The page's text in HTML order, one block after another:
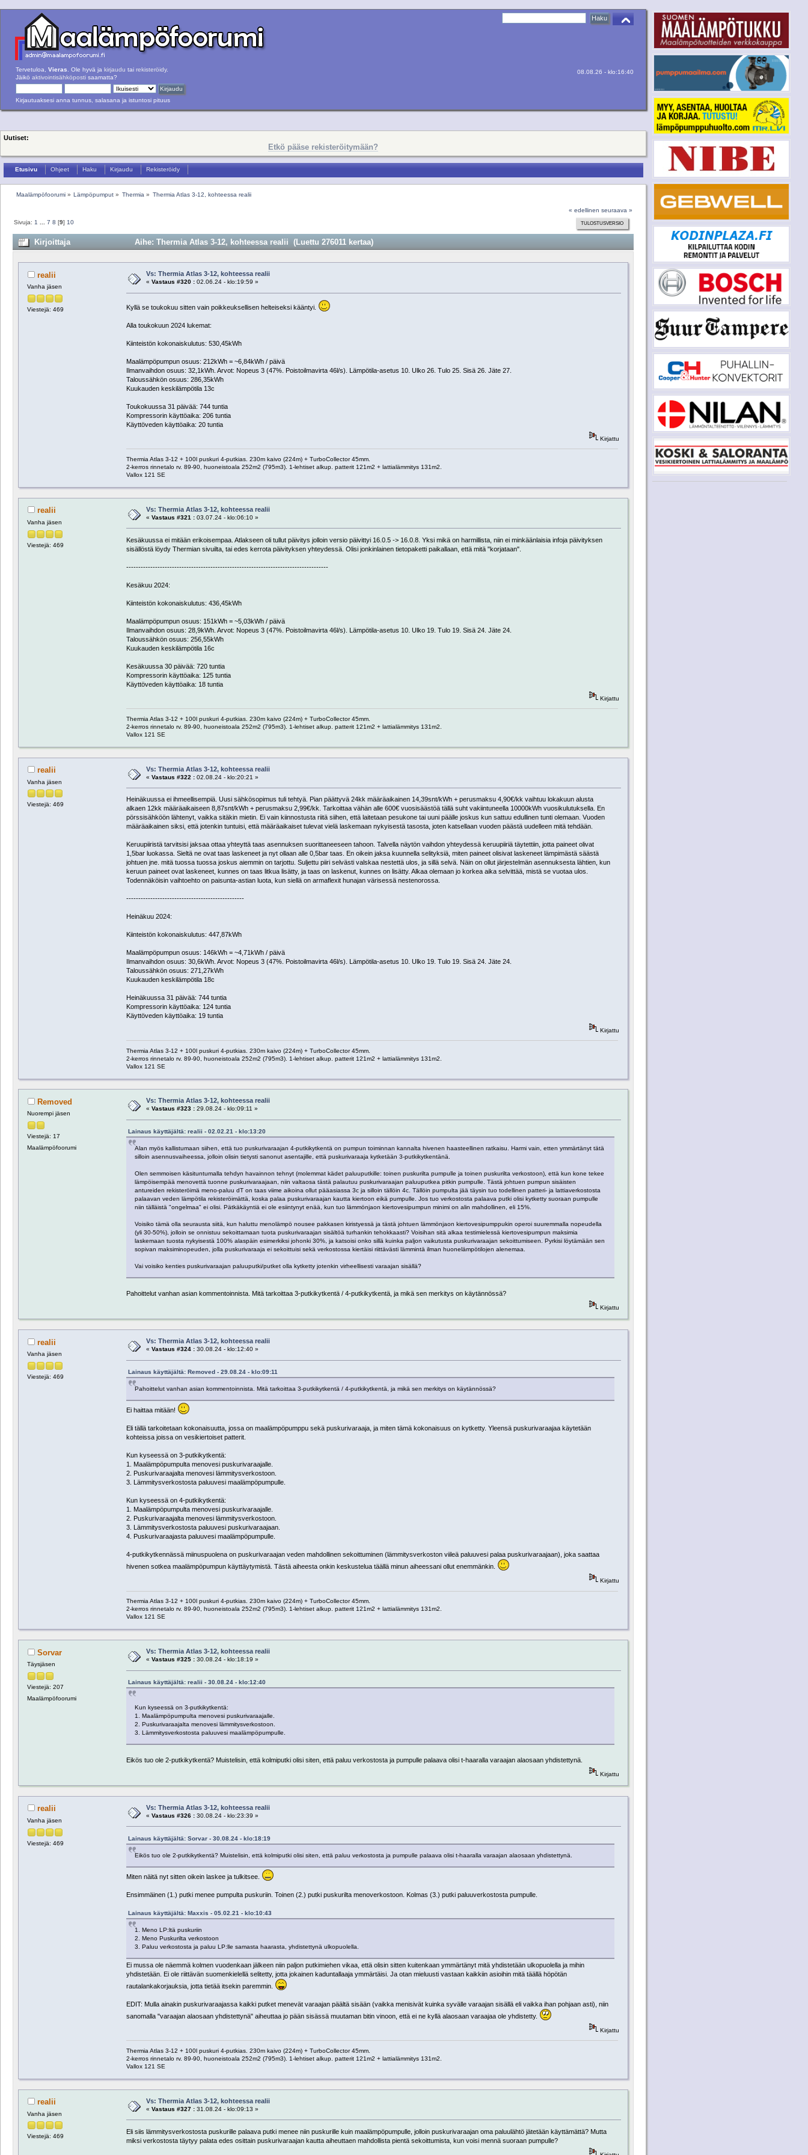
Tervetuloa, Vieras . Ole hyvä ja kirjaudu tai rekisteröidy.
Jäikö aktivointisähköposti saamatta?
Kirjautuaksesi anna tunnus, salasana ja istuntosi pituus
08.08.26 - klo:16:40
Uutiset:
Etkö pääse rekisteröitymään?
Etusivu Ohjeet Haku Kirjaudu Rekisteröidy
Maalämpöfoorumi» Lämpöpumput » Thermia » Thermia Atlas 3-12, kohteessa realii
« edellinen seuraava »
TULOSTUSVERSIO
Sivuja: 1 ...7 8 [9] 10
Kirjoittaja Aihe: Thermia Atlas 3-12, kohteessa realii (Luettu 276011 kertaa)
realii
Vanha jäsen
Viestejä: 469
Vs: Thermia Atlas 3-12, kohteessa realii
« Vastaus #320 :02.06.24 - klo:19:59 »
Kyllä se toukokuu sitten vain poikkeuksellisen helteiseksi kääntyi.
Alla toukokuun 2024 lukemat:
Kiinteistön kokonaiskulutus: 530,45kWh
Maalämpöpumpun osuus: 212kWh = ~6,84kWh / päivä
Ilmanvaihdon osuus: 32,1kWh. Arvot: Nopeus 3 (47%. Poistoilmavirta 46l/s). Lämpötila-asetus 10. Ulko 26. Tulo 25. Sisä 26. Jäte 27.
Taloussähkön osuus: 286,35kWh
Kuukauden keskilämpötila 13c
Toukokuussa 31 päivää: 744 tuntia
Kompressorin käyttöaika: 206 tuntia
Käyttöveden käyttöaika: 20 tuntia
Kirjattu
Thermia Atlas 3-12 + 100l puskuri 4-putkias. 230m kaivo (224m) + TurboCollector 45mm.
2-kerros rinnetalo rv. 89-90, huoneistoala 252m2 (795m3). 1-lehtiset alkup. patterit 121m2 + lattialämmitys 131m2.
Vallox 121 SE
realii
Vanha jäsen
Viestejä: 469
Vs: Thermia Atlas 3-12, kohteessa realii
« Vastaus #321 :03.07.24 - klo:06:10 »
Kesäkuussa ei mitään erikoisempaa. Atlakseen oli tullut päivitys jolloin versio päivittyi 16.0.5 -> 16.0.8. Yksi mikä on harmillista, niin ei minkäänlaisia infoja päivityksen
sisällöstä löydy Thermian sivuilta, tai edes kerrota päivityksen yhteydessä. Olisi jonkinlainen tietopaketti paikallaan, että mitä "korjataan".
------------------------------------------------------------------------------------
Kesäkuu 2024:
Kiinteistön kokonaiskulutus: 436,45kWh
Maalämpöpumpun osuus: 151kWh = ~5,03kWh / päivä
Ilmanvaihdon osuus: 28,9kWh. Arvot: Nopeus 3 (47%. Poistoilmavirta 46l/s). Lämpötila-asetus 10. Ulko 19. Tulo 19. Sisä 24. Jäte 24.
Taloussähkön osuus: 256,55kWh
Kuukauden keskilämpötila 16c
Kesäkuussa 30 päivää: 720 tuntia
Kompressorin käyttöaika: 125 tuntia
Käyttöveden käyttöaika: 18 tuntia
Kirjattu
Thermia Atlas 3-12 + 100l puskuri 4-putkias. 230m kaivo (224m) + TurboCollector 45mm.
2-kerros rinnetalo rv. 89-90, huoneistoala 252m2 (795m3). 1-lehtiset alkup. patterit 121m2 + lattialämmitys 131m2.
Vallox 121 SE
realii
Vanha jäsen
Viestejä: 469
Vs: Thermia Atlas 3-12, kohteessa realii
« Vastaus #322 :02.08.24 - klo:20:21 »
Heinäkuussa ei ihmeellisempiä. Uusi sähkösopimus tuli tehtyä. Pian päättyvä 24kk määräaikainen 14,39snt/kWh + perusmaksu 4,90€/kk vaihtuu lokakuun alusta
alkaen 12kk määräaikaiseen 8,87snt/kWh + perusmaksu 2,99€/kk. Tarkoittaa vähän alle 600€ vuosisäästöä tällä suht vakiintuneella 10000kWh vuosikulutuksella. En
pörssisähköön lähtenyt, vaikka sitäkin mietin. Ei vain kiinnostusta riitä siihen, että laitetaan pesukone tai uuni päälle joskus kun sattuu edullinen tunti olemaan. Vuoden
määräaikainen siksi, että jotenkin tuntuisi, että määräaikaiset tulevat vielä laskemaan nykyisestä tasosta, joten katsellaan vuoden päästä uudelleen mitä tehdään.
Keruupiiristä tarvitsisi jaksaa ottaa yhteyttä taas asennuksen suorittaneeseen tahoon. Talvella näytön vaihdon yhteydessä keruupiiriä täytettiin, jotta paineet olivat
1,5bar luokassa. Sieltä ne ovat taas laskeneet ja nyt ollaan alle 0,5bar taas. En oikein jaksa kuunnella selityksiä, miten paineet olisivat laskeneet lämpimästä säästä
johtuen jne. mitä tuossa tuossa joskus aiemmin on tarjottu. Suljettu piiri selvästi valskaa nestettä ulos, ja sillä selvä. Näin on ollut järjestelmän asennuksesta lähtien, kun
keruun paineet ovat laskeneet, kunnes on taas litkua lisätty, ja taas on laskenut, kunnes on lisätty. Alkaa olemaan jo korkea aika selvittää, mistä se vuotaa ulos.
Todennäköisin vaihtoehto on paisunta-astian luota, kun siellä on armaflexit hunajan värisessä nestenorossa.
-------------------------------------------------
Heinäkuu 2024:
Kiinteistön kokonaiskulutus: 447,87kWh
Maalämpöpumpun osuus: 146kWh = ~4,71kWh / päivä
Ilmanvaihdon osuus: 30,6kWh. Arvot: Nopeus 3 (47%. Poistoilmavirta 46l/s). Lämpötila-asetus 10. Ulko 19. Tulo 19. Sisä 24. Jäte 24.
Taloussähkön osuus: 271,27kWh
Kuukauden keskilämpötila 18c
Heinäkuussa 31 päivää: 744 tuntia
Kompressorin käyttöaika: 124 tuntia
Käyttöveden käyttöaika: 19 tuntia
Kirjattu
Thermia Atlas 3-12 + 100l puskuri 4-putkias. 230m kaivo (224m) + TurboCollector 45mm.
2-kerros rinnetalo rv. 89-90, huoneistoala 252m2 (795m3). 1-lehtiset alkup. patterit 121m2 + lattialämmitys 131m2.
Vallox 121 SE
Removed
Nuorempi jäsen
Viestejä: 17
Maalämpöfoorumi
Vs: Thermia Atlas 3-12, kohteessa realii
« Vastaus #323 :29.08.24 - klo:09:11 »
Lainaus käyttäjältä: realii - 02.02.21 - klo:13:20
Alan myös kallistumaan siihen, että tuo puskurivaraajan 4-putkikytkentä on pumpun toiminnan kannalta hivenen haasteellinen ratkaisu. Harmi vain, etten ymmärtänyt tätä
silloin asennusvaiheessa, jolloin olisin tietysti sanonut asentajille, että puskurivaraaja kytketään 3-putkikytkentänä.
Olen semmoisen käsituntumalla tehdyn havainnon tehnyt (molemmat kädet paluuputkille: toinen puskurilta pumpulle ja toinen puskurilta verkostoon), että kun kone tekee
lämpöisempää menovettä tuonne puskurivaraajaan, niin valtaosa tästä palautuu puskurivaraajan paluuputkea pitkin pumpulle. Tästä johtuen pumpun sisäisten
antureiden rekisteröimä meno-paluu dT on taas viime aikoina ollut pääasiassa 3c ja silloin tällöin 4c. Tällöin pumpulta jää täysin tuo todellinen patteri- ja lattiaverkostosta
palaavan veden lämpötila rekisteröimättä, koska palaa puskurivaraajan kautta kiertoon eikä pumpulle. Jos tuo verkostosta palaava putki olisi kytketty suoraan pumpulle
niin tälläistä "ongelmaa" ei olisi. Pätkäkäyntiä ei ole esiintynyt enää, kun tuo lämmönjaon kiertovesipumpun minimi on alin mahdollinen, eli 15%.
Voisiko tämä olla seurausta siitä, kun haluttu menolämpö nousee pakkasen kiristyessä ja tästä johtuen lämmönjaon kiertovesipumppukin operoi suuremmalla nopeudella
(yli 30-50%), jolloin se onnistuu sekoittamaan tuota puskurivaraajan sisältöä turhankin tehokkaasti? Voisihan sitä alkaa testimielessä kiertovesipumpun maksimia
laskemaan tuosta nykyisestä 100% alaspäin esimerkiksi johonki 30%, ja katsoisi onko sillä kuinka paljon vaikutusta puskurivaraajan sekoittumiseen. Pyrkisi löytämään sen
sopivan maksiminopeuden, jolla puskurivaraaja ei sekoittuisi sekä verkostossa kiertäisi riittävästi lämmintä ilman huonelämpötilojen alenemaa.
Vai voisiko kenties puskurivaraajan paluuputki/putket olla kytketty jotenkin virheellisesti varaajan sisällä?
Pahoittelut vanhan asian kommentoinnista. Mitä tarkoittaa 3-putkikytkentä / 4-putkikytkentä, ja mikä sen merkitys on käytännössä?
Kirjattu
realii
Vanha jäsen
Viestejä: 469
Vs: Thermia Atlas 3-12, kohteessa realii
« Vastaus #324 :30.08.24 - klo:12:40 »
Lainaus käyttäjältä: Removed - 29.08.24 - klo:09:11
Pahoittelut vanhan asian kommentoinnista. Mitä tarkoittaa 3-putkikytkentä / 4-putkikytkentä, ja mikä sen merkitys on käytännössä?
Ei haittaa mitään!
Eli tällä tarkoitetaan kokonaisuutta, jossa on maalämpöpumppu sekä puskurivaraaja, ja miten tämä kokonaisuus on kytketty. Yleensä puskurivaraajaa käytetään
kohteissa joissa on vesikiertoiset patterit.
Kun kyseessä on 3-putkikytkentä:
1. Maalämpöpumpulta menovesi puskurivaraajalle.
2. Puskurivaraajalta menovesi lämmitysverkostoon.
3. Lämmitysverkostosta paluuvesi maalämpöpumpulle.
Kun kyseessä on 4-putkikytkentä:
1. Maalämpöpumpulta menovesi puskurivaraajalle.
2. Puskurivaraajalta menovesi lämmitysverkostoon.
3. Lämmitysverkostosta paluuvesi puskurivaraajaan.
4. Puskurivaraajasta paluuvesi maalämpöpumpulle.
4-putkikytkennässä miinuspuolena on puskurivaraajan veden mahdollinen sekoittuminen (lämmitysverkoston viileä paluuvesi palaa puskurivaraajaan), joka saattaa
hivenen sotkea maalämpöpumpun käyttäytymistä. Tästä aiheesta onkin keskustelua täällä minun aiheessani ollut enemmänkin.
Kirjattu
Thermia Atlas 3-12 + 100l puskuri 4-putkias. 230m kaivo (224m) + TurboCollector 45mm.
2-kerros rinnetalo rv. 89-90, huoneistoala 252m2 (795m3). 1-lehtiset alkup. patterit 121m2 + lattialämmitys 131m2.
Vallox 121 SE
Sorvar
Täysjäsen
Viestejä: 207
Maalämpöfoorumi
Vs: Thermia Atlas 3-12, kohteessa realii
« Vastaus #325 :30.08.24 - klo:18:19 »
Lainaus käyttäjältä: realii - 30.08.24 - klo:12:40
Kun kyseessä on 3-putkikytkentä:
1. Maalämpöpumpulta menovesi puskurivaraajalle.
2. Puskurivaraajalta menovesi lämmitysverkostoon.
3. Lämmitysverkostosta paluuvesi maalämpöpumpulle.
Eikös tuo ole 2-putkikytkentä? Muistelisin, että kolmiputki olisi siten, että paluu verkostosta ja pumpulle palaava olisi t-haaralla varaajan alaosaan yhdistettynä.
Kirjattu
realii
Vanha jäsen
Viestejä: 469
Vs: Thermia Atlas 3-12, kohteessa realii
« Vastaus #326 :30.08.24 - klo:23:39 »
Lainaus käyttäjältä: Sorvar - 30.08.24 - klo:18:19
Eikös tuo ole 2-putkikytkentä? Muistelisin, että kolmiputki olisi siten, että paluu verkostosta ja pumpulle palaava olisi t-haaralla varaajan alaosaan yhdistettynä.
Miten näitä nyt sitten oikein laskee ja tulkitsee.
Ensimmäinen (1.) putki menee pumpulta puskuriin. Toinen (2.) putki puskurilta menoverkostoon. Kolmas (3.) putki paluuverkostosta pumpulle.
Lainaus käyttäjältä: Maxxis - 05.02.21 - klo:10:43
1. Meno LP:ltä puskuriin
2. Meno Puskurilta verkostoon
3. Paluu verkostosta ja paluu LP:lle samasta haarasta, yhdistettynä ulkopuolella.
Ei mussa ole näemmä kolmen vuodenkaan jälkeen niin paljon putkimiehen vikaa, että olisin sitten kuitenkaan ymmärtänyt mitä yhdistetään ulkopuolella ja mihin
yhdistetään. Ei ole riittävän suomenkielellä selitetty, jotta jokainen kaduntallaaja ymmärtäisi. Ja otan mieluusti vastaan kaikkiin asioihin mitä täällä höpötän
rautalankakorjauksia, jotta tietää itsekin paremmin.
EDIT: Mulla ainakin puskurivaraajassa kaikki putket menevät varaajan päältä sisään (vaikka menisivät kuinka syvälle varaajan sisällä eli vaikka ihan pohjaan asti), niin
sanomalla "varaajan alaosaan yhdistettynä" aiheuttaa jo pään sisässä muutaman bitin vinoon, että ei ne kyllä alaosaan varaajaa ole yhdistetty.
Kirjattu
Thermia Atlas 3-12 + 100l puskuri 4-putkias. 230m kaivo (224m) + TurboCollector 45mm.
2-kerros rinnetalo rv. 89-90, huoneistoala 252m2 (795m3). 1-lehtiset alkup. patterit 121m2 + lattialämmitys 131m2.
Vallox 121 SE
realii
Vanha jäsen
Viestejä: 469
Vs: Thermia Atlas 3-12, kohteessa realii
« Vastaus #327 :31.08.24 - klo:09:13 »
Eli siis lämmitysverkostosta puskurille palaava putki menee niin puskurille kuin maalämpöpumpulle, jolloin puskurivaraajan oma paluulähtö jätetään käyttämättä? Mutta
miksi verkostosta täytyy palata edes osittain puskurivaraajan kautta aiheuttaen mahdollista pientä sekoittumista, kun voisi mennä suoraan pumpulle?